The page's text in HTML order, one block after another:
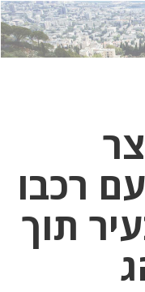
לחץ
כאן
לחץ
כדי
רכבו
תוך